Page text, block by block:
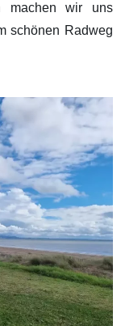
machen wir uns
schönen Radweg